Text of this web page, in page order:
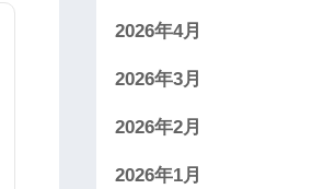
2026年4月
2026年3月
2026年2月
2026年1月